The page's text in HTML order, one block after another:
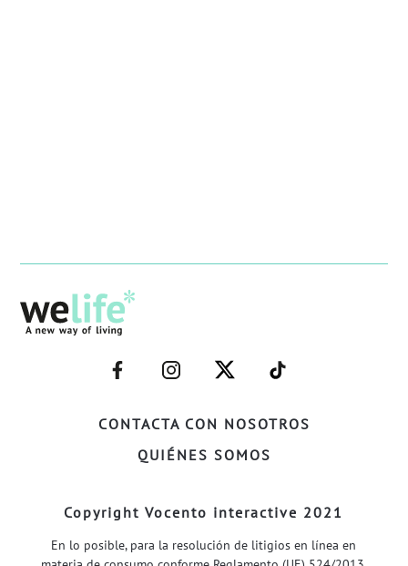
CONTACTA CON NOSOTROS
QUIÉNES SOMOS
–
FACEBOOK–
–
INSTAGRAM–
–
TWITTER–
–
WELIFE–
Copyright Vocento interactive 2021
En lo posible, para la resolución de litigios en línea en